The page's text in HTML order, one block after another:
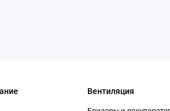
Вентиляция